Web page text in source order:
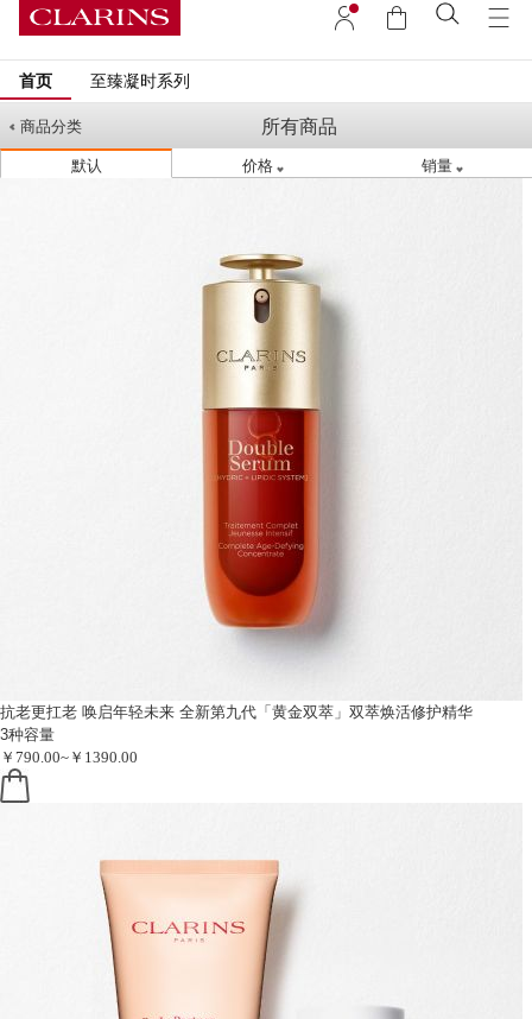
首页 至臻凝时系列
商品分类 所有商品
默认 价格 销量
抗老更扛老 唤启年轻未来 全新第九代「黄金双萃」双萃焕活修护精华
3种容量
￥790.00~￥1390.00